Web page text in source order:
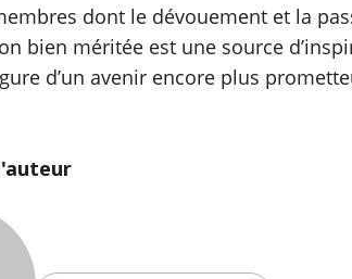
dont le dévouement et la
bien méritée est une source
d’un avenir encore plus